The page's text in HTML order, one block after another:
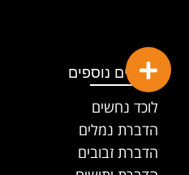
שירותים נוספים
לוכד נחשים
הדברת נמלים
הדברת זבובים